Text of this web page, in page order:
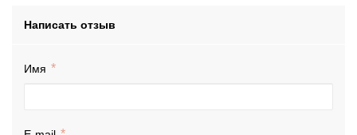
Написать отзыв
Имя